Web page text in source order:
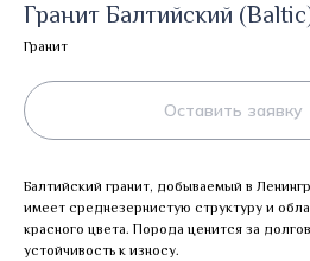
Гранит Балтийский
Гранит
Оставить заявку
Балтийский гранит, добываемый в
имеет среднезернистую структуру и
красного цвета. Порода ценится за
устойчивость к износу.